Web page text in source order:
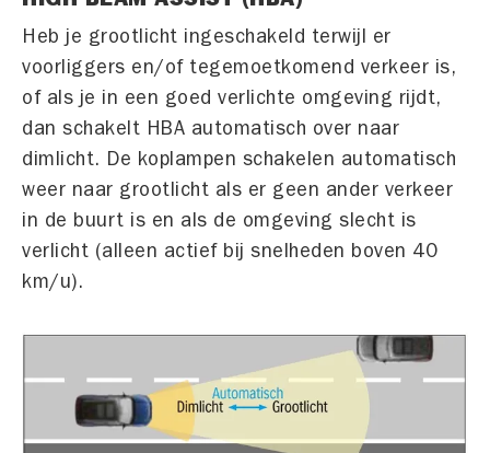
Heb je grootlicht ingeschakeld terwijl er
voorliggers en/of tegemoetkomend verkeer is,
of als je in een goed verlichte omgeving rijdt,
dan schakelt HBA automatisch over naar
dimlicht. De koplampen schakelen automatisch
weer naar grootlicht als er geen ander verkeer
in de buurt is en als de omgeving slecht is
verlicht (alleen actief bij snelheden boven 40
km/u).